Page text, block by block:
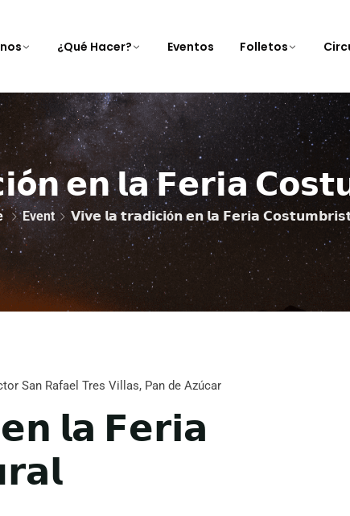
¿Qué Hacer? Eventos Folletos
𝗲𝗻 𝗹𝗮 𝗙𝗲𝗿𝗶𝗮
Event 𝗩𝗶𝘃𝗲 𝗹𝗮 𝘁𝗿𝗮𝗱𝗶𝗰𝗶ó𝗻 𝗲𝗻 𝗹𝗮 𝗙𝗲𝗿𝗶𝗮
San Rafael Tres Villas, Pan de Azúcar
𝗹𝗮 𝗙𝗲𝗿𝗶𝗮